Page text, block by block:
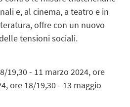
e, al cinema, a teatro e in
offre con un nuovo
tensioni sociali.
19,30 - 11 marzo 2024, ore
ore 18/19,30 - 13 maggio